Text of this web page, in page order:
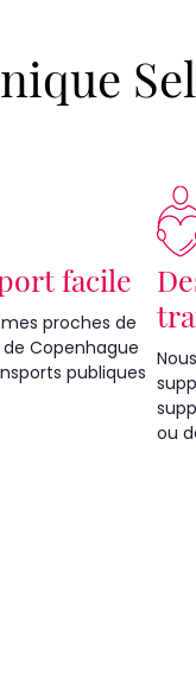
facile
proches de
de Copenhague
publiques
ou